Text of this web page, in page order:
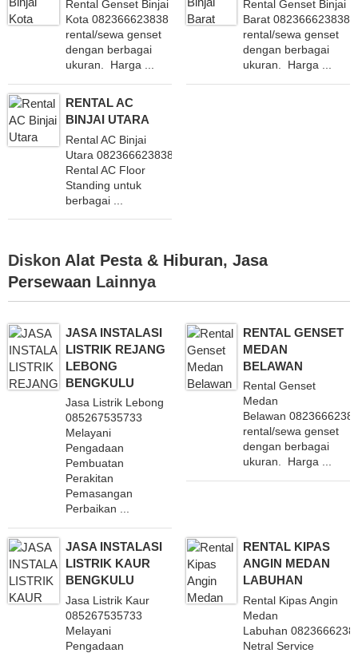
Rental Genset Binjai
Kota 082366623838 Melayani
rental/sewa genset
dengan berbagai
ukuran. Harga ...
Rental Genset Binjai
Barat 082366623838
rental/sewa genset
dengan berbagai
ukuran. Harga ...
RENTAL AC
BINJAI UTARA
Rental AC Binjai
Utara 082366623838 Layani
Rental AC Floor
Standing untuk
berbagai ...
Diskon Alat Pesta & Hiburan, Jasa
Persewaan Lainnya
JASA INSTALASI
LISTRIK REJANG
LEBONG
BENGKULU
Jasa Listrik Lebong
085267535733
Melayani
Pengadaan
Pembuatan
Perakitan
Pemasangan
Perbaikan ...
RENTAL GENSET
MEDAN
BELAWAN
Rental Genset
Medan
Belawan
rental/sewa genset
dengan berbagai
ukuran. Harga ...
JASA INSTALASI
LISTRIK KAUR
BENGKULU
Jasa Listrik Kaur
085267535733
Melayani
Pengadaan
RENTAL KIPAS
ANGIN MEDAN
LABUHAN
Rental Kipas Angin
Medan
Labuhan
Netral Service